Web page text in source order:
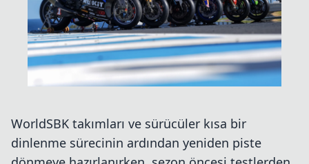
WorldSBK takımları ve sürücüler kısa bir
dinlenme sürecinin ardından yeniden piste